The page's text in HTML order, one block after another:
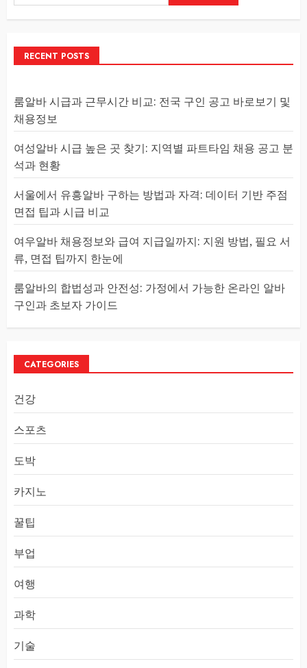
RECENT POSTS
룸알바 시급과 근무시간 비교: 전국 구인 공고 바로보기 및
채용정보
여성알바 시급 높은 곳 찾기: 지역별 파트타임 채용 공고 분
석과 현황
서울에서 유흥알바 구하는 방법과 자격: 데이터 기반 주점
면접 팁과 시급 비교
여우알바 채용정보와 급여 지급일까지: 지원 방법, 필요 서
류, 면접 팁까지 한눈에
룸알바의 합법성과 안전성: 가정에서 가능한 온라인 알바
구인과 초보자 가이드
CATEGORIES
건강
스포츠
도박
카지노
꿀팁
부업
여행
과학
기술